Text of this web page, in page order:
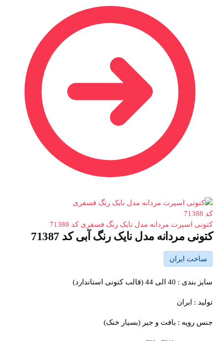
کتونی اسپرت مردانه مدل نایک رنگ فسفری کد 71388
کتونی مردانه مدل نایک رنگ آبی کد 71387
ساخت ایران
سایز بندی : 40 الی 44 (قالب کتونی استاندارد)
تولید : ایران
جنس رویه : بافت و جیر (بسیار خنک)